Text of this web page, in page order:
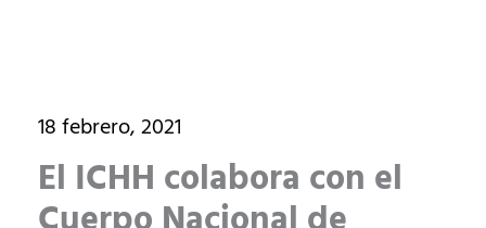
18 febrero, 2021
El ICHH colabora con el